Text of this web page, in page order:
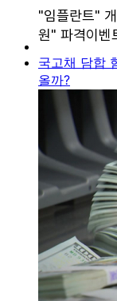
국고채 담합
올까?